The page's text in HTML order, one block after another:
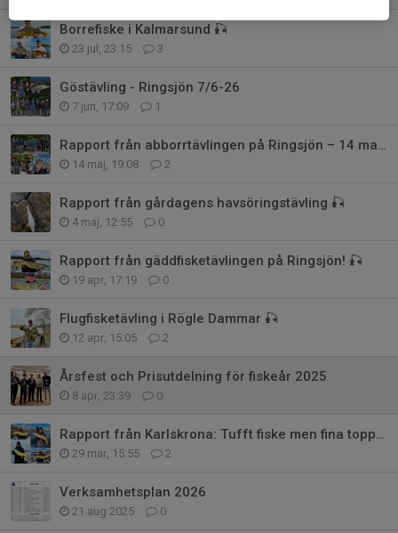
Borrefiske i Kalmarsund 🎣
23 jul, 23:15 3
Göstävling - Ringsjön 7/6-26
7 jun, 17:09 1
Rapport från abborrtävlingen på Ringsjön – 14 maj 🎣
14 maj, 19:08 2
Rapport från gårdagens havsöringstävling 🎣
4 maj, 12:55 0
Rapport från gäddfisketävlingen på Ringsjön! 🎣
19 apr, 17:19 0
Flugfisketävling i Rögle Dammar 🎣
12 apr, 15:05 2
Årsfest och Prisutdelning för fiskeår 2025
8 apr, 23:39 0
Rapport från Karlskrona: Tufft fiske men fina toppar!
29 mar, 15:55 2
Verksamhetsplan 2026
21 aug 2025 0